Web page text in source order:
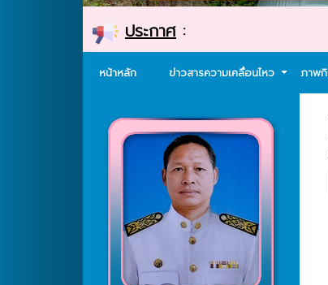
ประกาศ :
หน้าหลัก ข่าวสารความเคลื่อนไหว ภาพ